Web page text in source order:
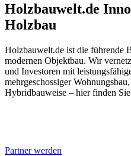
Holzbauwelt.de
Holzbau
Holzbauwelt.de ist die führende
modernen Objektbau. Wir
und Investoren mit
mehrgeschossiger
Hybridbauweise – hier finden
Partner werden